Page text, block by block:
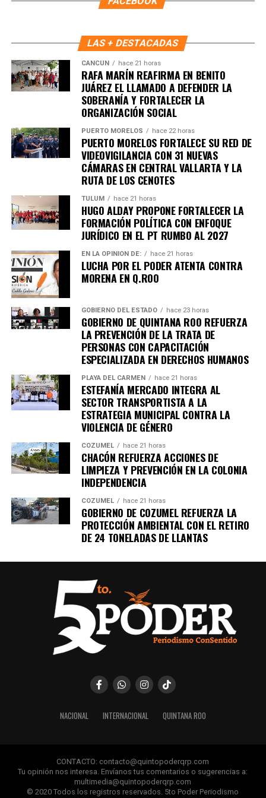
LAS + DESTACADAS
CANCÚN hace 21 horas
RAFA MARÍN REAFIRMA EN BENITO
JUÁREZ EL LLAMADO A DEFENDER LA
SOBERANÍA Y FORTALECER LA
ORGANIZACIÓN SOCIAL
PUERTO MORELOS hace 22 horas
PUERTO MORELOS FORTALECE SU RED DE
VIDEOVIGILANCIA CON 31 NUEVAS
CÁMARAS EN CENTRAL VALLARTA Y LA
RUTA DE LOS CENOTES
TULUM hace 21 horas
HUGO ALDAY PROPONE FORTALECER LA
FORMACIÓN POLÍTICA CON ENFOQUE
JURÍDICO EN EL PT RUMBO AL 2027
EN LA OPINIÓN DE: hace 21 horas
LUCHA POR EL PODER ATENTA CONTRA
MORENA EN Q.ROO
GOBIERNO DEL ESTADO hace 23 horas
GOBIERNO DE QUINTANA ROO REFUERZA
LA PREVENCIÓN DE LA TRATA DE
PERSONAS CON CAPACITACIÓN
ESPECIALIZADA EN DERECHOS HUMANOS
PLAYA DEL CARMEN hace 21 horas
ESTEFANÍA MERCADO INTEGRA AL
SECTOR TRANSPORTISTA A LA
ESTRATEGIA MUNICIPAL CONTRA LA
VIOLENCIA DE GÉNERO
COZUMEL hace 21 horas
CHACÓN REFUERZA ACCIONES DE
LIMPIEZA Y PREVENCIÓN EN LA COLONIA
INDEPENDENCIA
COZUMEL hace 21 horas
GOBIERNO DE COZUMEL REFUERZA LA
PROTECCIÓN AMBIENTAL CON EL RETIRO
DE 24 TONELADAS DE LLANTAS
NACIONAL INTERNACIONAL QUINTANA ROO
CONTACTO: contacto@quintopoderqrp.com
Tu opinión nos interesa. Envíanos tus comentarios o sugerencias a:
multimedia@quintopoderqrp.com
© 2020 Todos los registros reservados. 5to Poder Periodismo